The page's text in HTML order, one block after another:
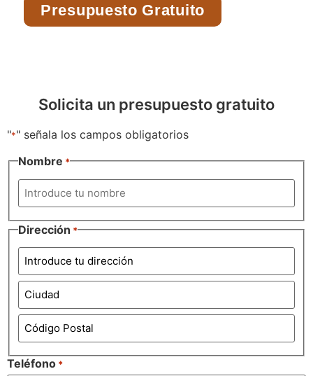
Presupuesto Gratuito
Solicita un presupuesto gratuito
"*" señala los campos obligatorios
Nombre *
Dirección *
Teléfono *